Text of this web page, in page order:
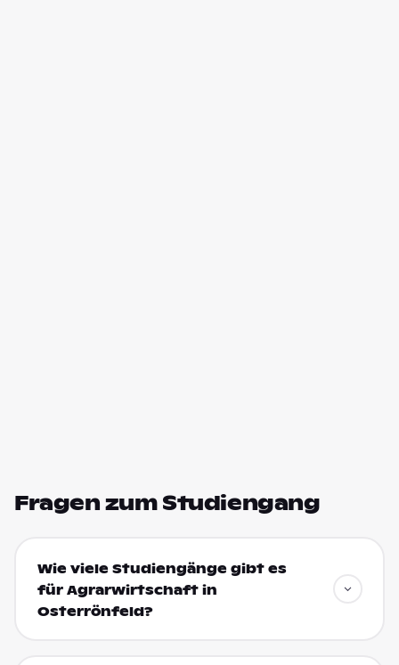
Fragen zum Studiengang
Wie viele Studiengänge gibt es
für Agrarwirtschaft in
Osterrönfeld?